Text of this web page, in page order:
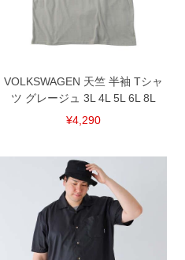
VOLKSWAGEN 天竺 半袖 Tシャ
ツ グレージュ 3L 4L 5L 6L 8L
¥4,290